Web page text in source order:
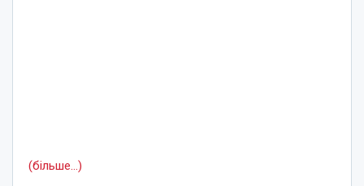
(більше…)